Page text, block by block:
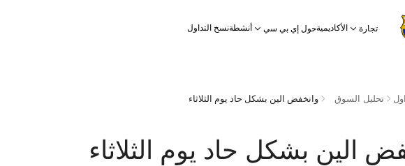
تجارة الأكاديميةحول إي بي سي أنشطةنسخ التداول
تحليل السوق وانخفض الين بشكل حاد يوم الثلاثاء
الين بشكل حاد يوم الثلاثاء